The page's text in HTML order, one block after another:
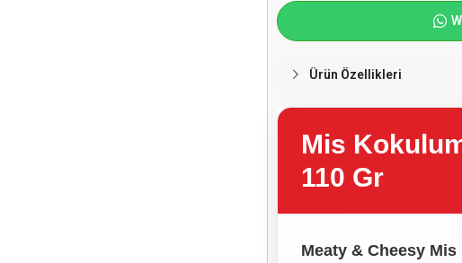
Ürün Özellikleri
Mis
110 Gr
Meaty & Cheesy Mis